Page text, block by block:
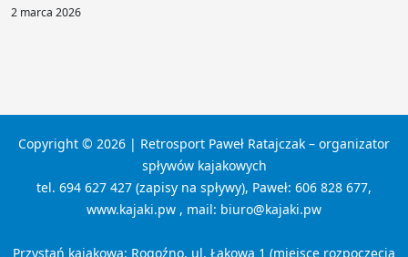
2 marca 2026
Copyright © 2026 | Retrosport Paweł Ratajczak – organizator
spływów kajakowych
tel. 694 627 427 (zapisy na spływy), Paweł: 606 828 677,
www.kajaki.pw , mail: biuro@kajaki.pw
Przystań kajakowa: Rogoźno, ul. Łąkowa 1 (miejsce rozpoczęcia